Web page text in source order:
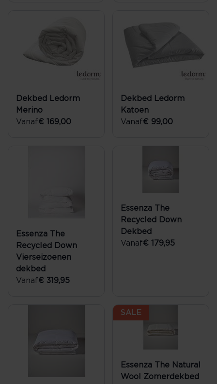
Dekbed Ledorm
Merino
Vanaf€ 169,00
Dekbed Ledorm
Katoen
Vanaf€ 99,00
Essenza The
Recycled Down
Vierseizoenen
dekbed
Vanaf€ 319,95
Essenza The
Recycled Down
Dekbed
Vanaf€ 179,95
SALE
Essenza The Natural
Wool Zomerdekbed